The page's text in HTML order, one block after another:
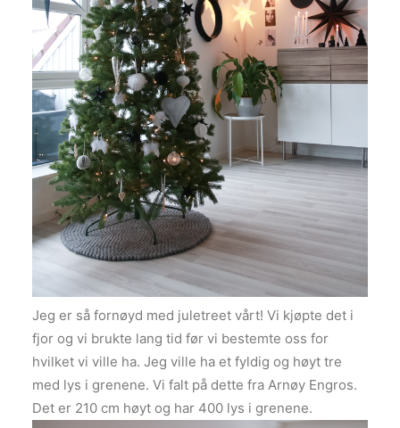
Jeg er så fornøyd med juletreet vårt! Vi kjøpte det i
fjor og vi brukte lang tid før vi bestemte oss for
hvilket vi ville ha. Jeg ville ha et fyldig og høyt tre
med lys i grenene. Vi falt på dette fra Arnøy Engros.
Det er 210 cm høyt og har 400 lys i grenene.